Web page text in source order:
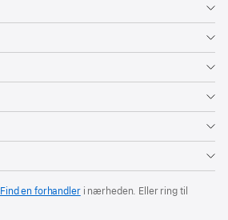
Find en forhandleri nærheden. Eller ring til